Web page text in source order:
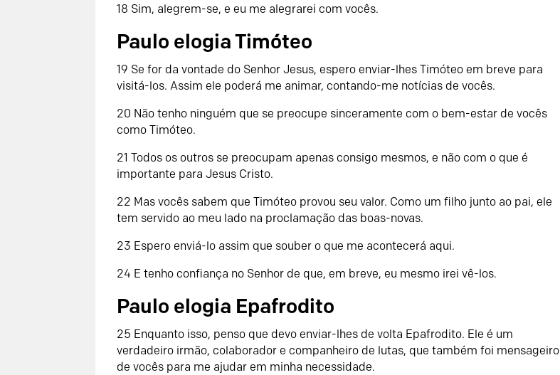
18 Sim, alegrem-se, e eu me alegrarei com vocês.
Paulo elogia Timóteo
19 Se for da vontade do Senhor Jesus, espero enviar-lhes Timóteo em breve para
visitá-los. Assim ele poderá me animar, contando-me notícias de vocês.
20 Não tenho ninguém que se preocupe sinceramente com o bem-estar de vocês
como Timóteo.
21 Todos os outros se preocupam apenas consigo mesmos, e não com o que é
importante para Jesus Cristo.
22 Mas vocês sabem que Timóteo provou seu valor. Como um filho junto ao pai, ele
tem servido ao meu lado na proclamação das boas-novas.
23 Espero enviá-lo assim que souber o que me acontecerá aqui.
24 E tenho confiança no Senhor de que, em breve, eu mesmo irei vê-los.
Paulo elogia Epafrodito
25 Enquanto isso, penso que devo enviar-lhes de volta Epafrodito. Ele é um
verdadeiro irmão, colaborador e companheiro de lutas, que também foi mensageiro
de vocês para me ajudar em minha necessidade.